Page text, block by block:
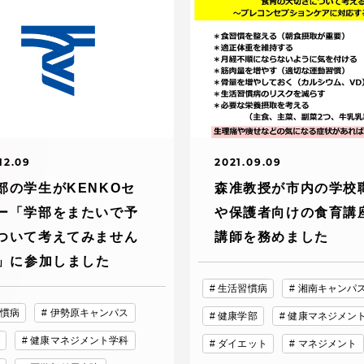
の学生がKENKOセ
「学部をまたいで予
いて考えてみません
に参加しました
病 伊勢原キャンパス
健康マネジメント学科
2021.09.09
森准教授が市内の学校
や保護者向けの食育講
講師を務めました
生活習慣病 湘南キャンパ
健康学部 健康マネジメン
ダイエット マネジメント
ー
体制
施設
デジタルパンフレットライ
リー
受験イベント
入学案内
学費
東海大学会員サイト案内（
出願方法